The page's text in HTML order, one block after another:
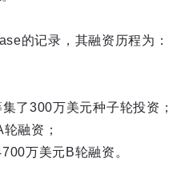
的记录，其融资历程为：
了300万美元种子轮投资；
融资；
万美元B轮融资。